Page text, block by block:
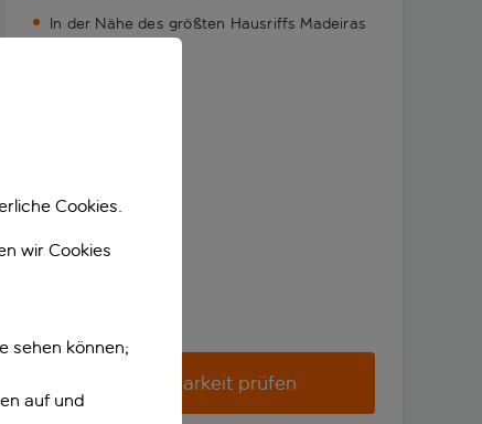
In der Nähe des größten Hausriffs Madeiras
Verfügbarkeit prüfen
Cookies.
wir Cookies
sehen können;
auf und